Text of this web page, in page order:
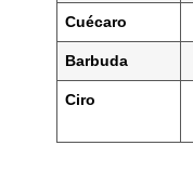
Cuécaro
Barbuda
Ciro